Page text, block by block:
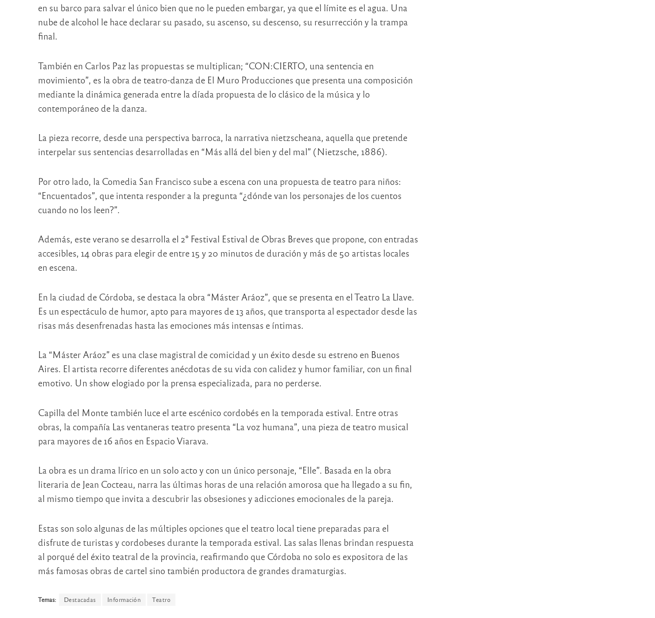
en su barco para salvar el único bien que no le pueden embargar, ya que el límite es el agua. Una
nube de alcohol le hace declarar su pasado, su ascenso, su descenso, su resurrección y la trampa
final.
También en Carlos Paz las propuestas se multiplican; “CON:CIERTO, una sentencia en
movimiento”, es la obra de teatro-danza de El Muro Producciones que presenta una composición
mediante la dinámica generada entre la díada propuesta de lo clásico de la música y lo
contemporáneo de la danza.
La pieza recorre, desde una perspectiva barroca, la narrativa nietzscheana, aquella que pretende
interpelar sus sentencias desarrolladas en “Más allá del bien y del mal” (Nietzsche, 1886).
Por otro lado, la Comedia San Francisco sube a escena con una propuesta de teatro para niños:
“Encuentados”, que intenta responder a la pregunta “¿dónde van los personajes de los cuentos
cuando no los leen?”.
Además, este verano se desarrolla el 2° Festival Estival de Obras Breves que propone, con entradas
accesibles, 14 obras para elegir de entre 15 y 20 minutos de duración y más de 50 artistas locales
en escena.
En la ciudad de Córdoba, se destaca la obra “Máster Aráoz”, que se presenta en el Teatro La Llave.
Es un espectáculo de humor, apto para mayores de 13 años, que transporta al espectador desde las
risas más desenfrenadas hasta las emociones más intensas e íntimas.
La “Máster Aráoz” es una clase magistral de comicidad y un éxito desde su estreno en Buenos
Aires. El artista recorre diferentes anécdotas de su vida con calidez y humor familiar, con un final
emotivo. Un show elogiado por la prensa especializada, para no perderse.
Capilla del Monte también luce el arte escénico cordobés en la temporada estival. Entre otras
obras, la compañía Las ventaneras teatro presenta “La voz humana”, una pieza de teatro musical
para mayores de 16 años en Espacio Viarava.
La obra es un drama lírico en un solo acto y con un único personaje, “Elle”. Basada en la obra
literaria de Jean Cocteau, narra las últimas horas de una relación amorosa que ha llegado a su fin,
al mismo tiempo que invita a descubrir las obsesiones y adicciones emocionales de la pareja.
Estas son solo algunas de las múltiples opciones que el teatro local tiene preparadas para el
disfrute de turistas y cordobeses durante la temporada estival. Las salas llenas brindan respuesta
al porqué del éxito teatral de la provincia, reafirmando que Córdoba no solo es expositora de las
más famosas obras de cartel sino también productora de grandes dramaturgias.
Temas: Destacadas Información Teatro